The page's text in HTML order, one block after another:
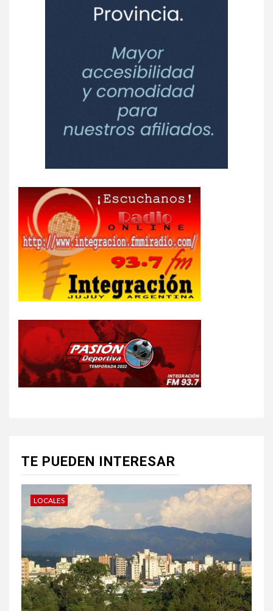
TE PUEDEN INTERESAR
LOCALES